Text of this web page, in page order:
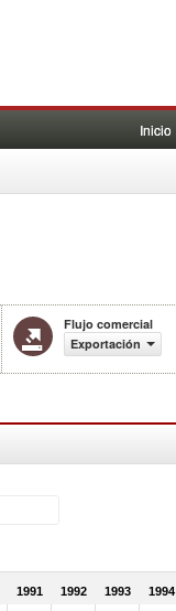
Inicio
Flujo comercial
Exportación
1991 1992 1993 1994